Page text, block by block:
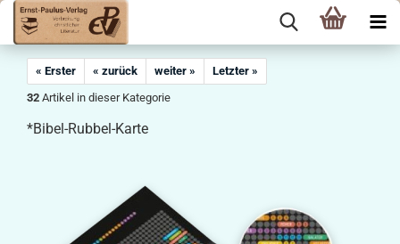
« Erster « zurück weiter »
Letzter »
32 Artikel in dieser Kategorie
*Bibel-Rubbel-Karte